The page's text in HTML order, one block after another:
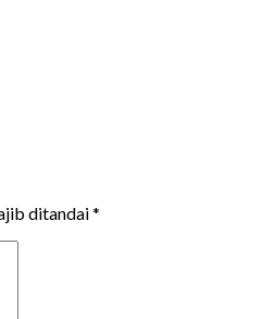
ditandai*